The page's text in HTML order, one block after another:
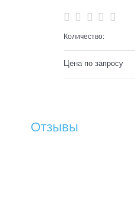
Количество:
Цена по запросу
Отзывы